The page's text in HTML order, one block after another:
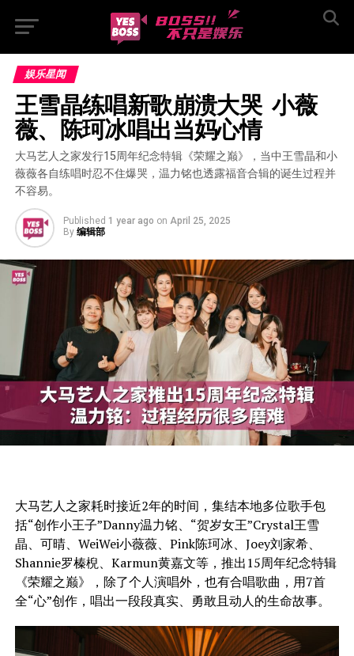
娱乐星闻
王雪晶练唱新歌崩溃大哭  小薇
薇、陈珂冰唱出当妈心情
大马艺人之家发行15周年纪念特辑《荣耀之巅》，当中王雪晶和小
薇薇各自练唱时忍不住爆哭，温力铭也透露福音合辑的诞生过程并
不容易。
Published 1 year ago on April 25, 2025
By 编辑部
大马艺人之家耗时接近2年的时间，集结本地多位歌手包
括“创作小王子”Danny温力铭、“贺岁女王”Crystal王雪
晶、可晴、WeiWei小薇薇、Pink陈珂冰、Joey刘家希、
Shannie罗榛棿、Karmun黄嘉文等，推出15周年纪念特辑
《荣耀之巅》，除了个人演唱外，也有合唱歌曲，用7首
全“心”创作，唱出一段段真实、勇敢且动人的生命故事。